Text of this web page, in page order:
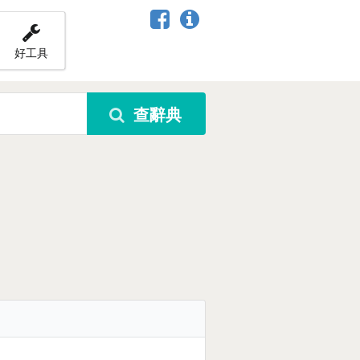
好工具
查辭典